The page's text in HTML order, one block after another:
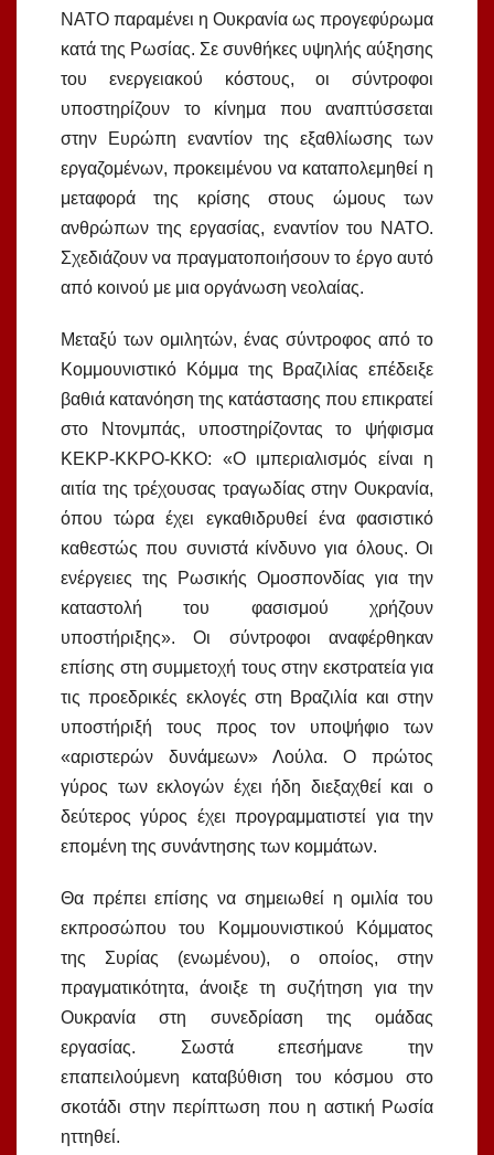
ΝΑΤΟ παραμένει η Ουκρανία ως προγεφύρωμα
κατά της Ρωσίας. Σε συνθήκες υψηλής αύξησης
του ενεργειακού κόστους, οι σύντροφοι
υποστηρίζουν το κίνημα που αναπτύσσεται
στην Ευρώπη εναντίον της εξαθλίωσης των
εργαζομένων, προκειμένου να καταπολεμηθεί η
μεταφορά της κρίσης στους ώμους των
ανθρώπων της εργασίας, εναντίον του ΝΑΤΟ.
Σχεδιάζουν να πραγματοποιήσουν το έργο αυτό
από κοινού με μια οργάνωση νεολαίας.
Μεταξύ των ομιλητών, ένας σύντροφος από το
Κομμουνιστικό Κόμμα της Βραζιλίας επέδειξε
βαθιά κατανόηση της κατάστασης που επικρατεί
στο Ντονμπάς, υποστηρίζοντας το ψήφισμα
ΚΕΚΡ-ΚΚΡΟ-ΚΚΟ: «Ο ιμπεριαλισμός είναι η
αιτία της τρέχουσας τραγωδίας στην Ουκρανία,
όπου τώρα έχει εγκαθιδρυθεί ένα φασιστικό
καθεστώς που συνιστά κίνδυνο για όλους. Οι
ενέργειες της Ρωσικής Ομοσπονδίας για την
καταστολή του φασισμού χρήζουν
υποστήριξης». Οι σύντροφοι αναφέρθηκαν
επίσης στη συμμετοχή τους στην εκστρατεία για
τις προεδρικές εκλογές στη Βραζιλία και στην
υποστήριξή τους προς τον υποψήφιο των
«αριστερών δυνάμεων» Λούλα. Ο πρώτος
γύρος των εκλογών έχει ήδη διεξαχθεί και ο
δεύτερος γύρος έχει προγραμματιστεί για την
επομένη της συνάντησης των κομμάτων.
Θα πρέπει επίσης να σημειωθεί η ομιλία του
εκπροσώπου του Κομμουνιστικού Κόμματος
της Συρίας (ενωμένου), ο οποίος, στην
πραγματικότητα, άνοιξε τη συζήτηση για την
Ουκρανία στη συνεδρίαση της ομάδας
εργασίας. Σωστά επεσήμανε την
επαπειλούμενη καταβύθιση του κόσμου στο
σκοτάδι στην περίπτωση που η αστική Ρωσία
ηττηθεί.